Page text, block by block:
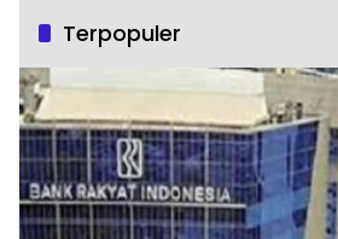
Terpopuler